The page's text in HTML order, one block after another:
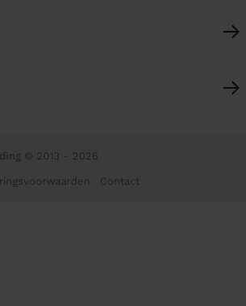
© 2013 - 2026
Contact